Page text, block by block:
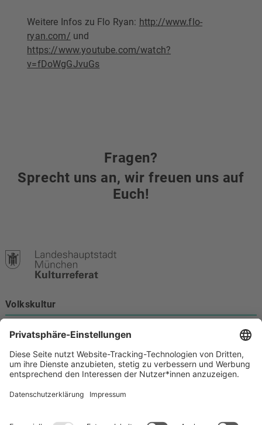
Weitere Infos zu Flo Ryan: http://www.flo-
ryan.com/ und
https://www.youtube.com/watch?
v=fDoWgGJvuGs
Fragen?
Sprecht uns an, wir freuen uns auf
Euch!
Volkskultur
80331 München
Kontakt
089 233-21172
volkskultur@muenchen.de
Volkskultur auf Facebook
Volkskultur Instagram
Volkskultur auf Youtube